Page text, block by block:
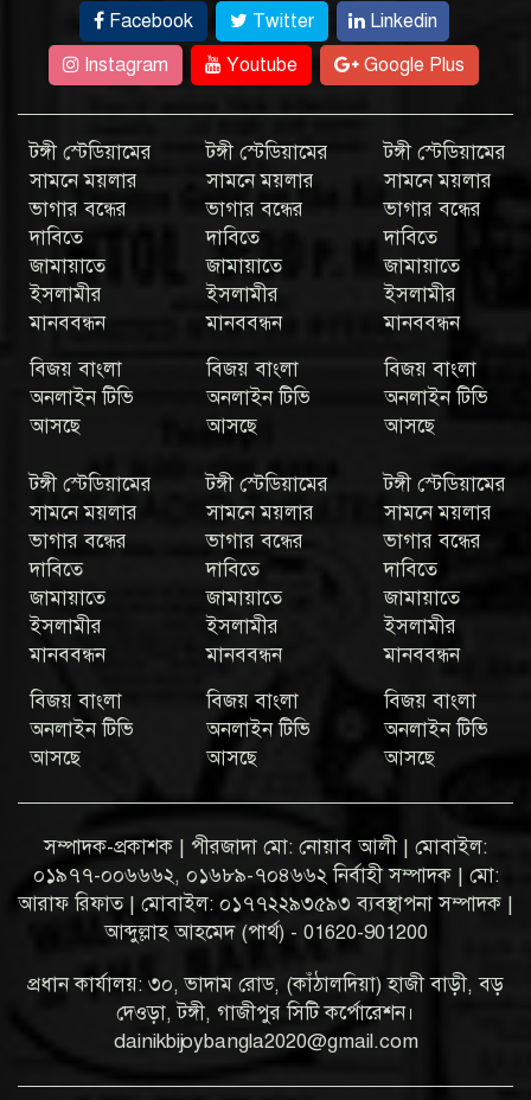
Facebook Twitter
Linkedin
Instagram
Youtube Google Plus
টঙ্গী স্টেডিয়ামের
সামনে ময়লার
ভাগার বন্ধের
দাবিতে
জামায়াতে
ইসলামীর
মানববন্ধন
বিজয় বাংলা
অনলাইন টিভি
আসছে
টঙ্গী স্টেডিয়ামের
সামনে ময়লার
ভাগার বন্ধের
দাবিতে
জামায়াতে
ইসলামীর
মানববন্ধন
বিজয় বাংলা
অনলাইন টিভি
আসছে
টঙ্গী স্টেডিয়ামের
সামনে ময়লার
ভাগার বন্ধের
দাবিতে
জামায়াতে
ইসলামীর
মানববন্ধন
বিজয় বাংলা
অনলাইন টিভি
আসছে
টঙ্গী স্টেডিয়ামের
সামনে ময়লার
ভাগার বন্ধের
দাবিতে
জামায়াতে
ইসলামীর
মানববন্ধন
বিজয় বাংলা
অনলাইন টিভি
আসছে
টঙ্গী স্টেডিয়ামের
সামনে ময়লার
ভাগার বন্ধের
দাবিতে
জামায়াতে
ইসলামীর
মানববন্ধন
বিজয় বাংলা
অনলাইন টিভি
আসছে
টঙ্গী স্টেডিয়ামের
সামনে ময়লার
ভাগার বন্ধের
দাবিতে
জামায়াতে
ইসলামীর
মানববন্ধন
বিজয় বাংলা
অনলাইন টিভি
আসছে
সম্পাদক-প্রকাশক | পীরজাদা মো: নোয়াব আলী | মোবাইল:
০১৯৭৭-০০৬৬৬২, ০১৬৮৯-৭০৪৬৬২ নির্বাহী সম্পাদক | মো:
আরাফ রিফাত | মোবাইল: ০১৭৭২২৯৩৫৯৩ ব্যবস্থাপনা সম্পাদক |
আব্দুল্লাহ আহমেদ (পার্থ) - 01620-901200
প্রধান কার্যালয়: ৩০, ভাদাম রোড, (কাঁঠালদিয়া) হাজী বাড়ী, বড়
দেওড়া, টঙ্গী, গাজীপুর সিটি কর্পোরেশন।
dainikbijoybangla2020@gmail.com